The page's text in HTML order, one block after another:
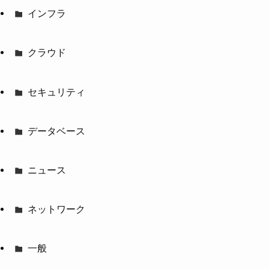
インフラ
クラウド
セキュリティ
データベース
ニュース
ネットワーク
一般